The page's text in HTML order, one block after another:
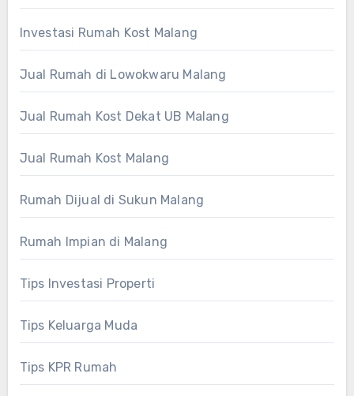
Investasi Rumah Kost Malang
Jual Rumah di Lowokwaru Malang
Jual Rumah Kost Dekat UB Malang
Jual Rumah Kost Malang
Rumah Dijual di Sukun Malang
Rumah Impian di Malang
Tips Investasi Properti
Tips Keluarga Muda
Tips KPR Rumah